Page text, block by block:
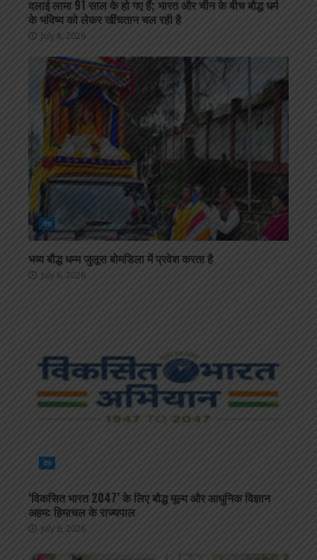
दलाई लामा 91 साल के हो गए हैं; भारत और चीन के बीच बौद्ध धर्म
के भविष्य को लेकर खींचतान चल रही है
July 8, 2026
देश
भव्य बौद्ध धम्म जुलूस बोमडिला में प्रवेश करता है
July 6, 2026
देश
‘विकसित भारत 2047’ के लिए बौद्ध मूल्य और आधुनिक विज्ञान
अहम: हिमाचल के राज्यपाल
July 6, 2026